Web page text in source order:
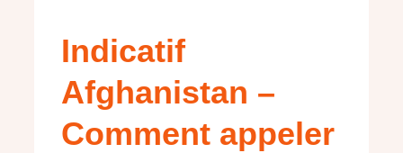
Indicatif
Afghanistan –
Comment appeler